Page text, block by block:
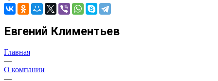
Евгений Климентьев
Главная
—
О компании
—